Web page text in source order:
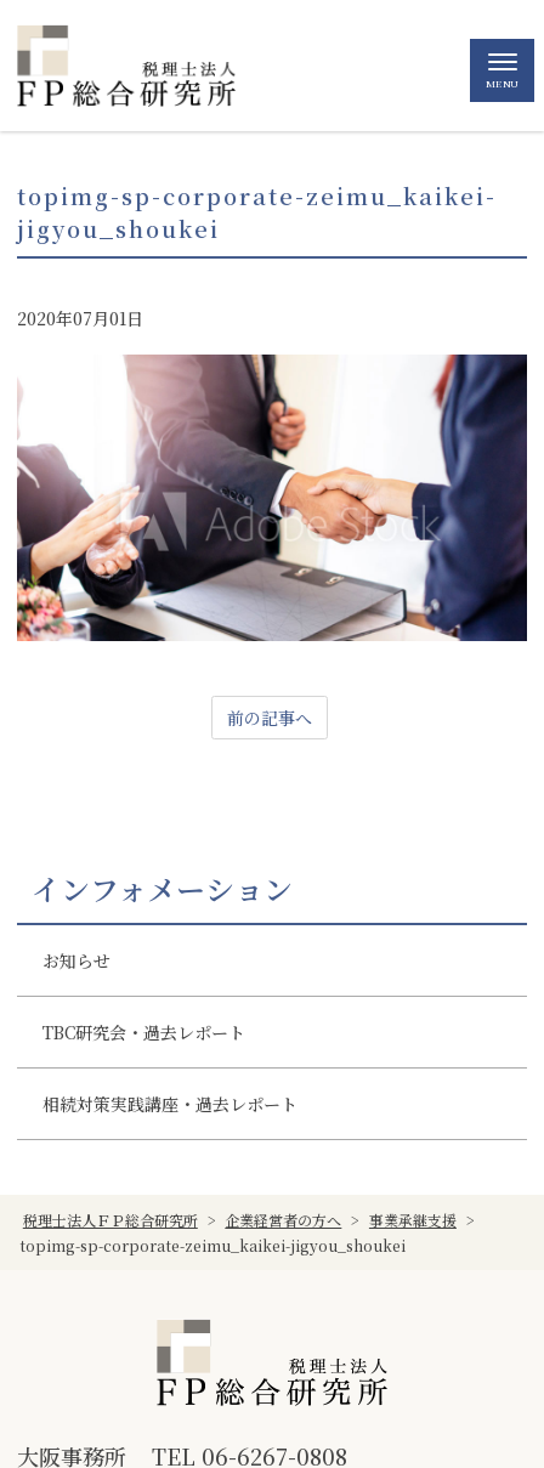
MENU
topimg-sp-corporate-zeimu_kaikei-
jigyou_shoukei
2020年07月01日
前の記事へ
インフォメーション
お知らせ
TBC研究会・過去レポート
相続対策実践講座・過去レポート
税理士法人ＦＰ総合研究所 > 企業経営者の方へ > 事業承継支援 >
topimg-sp-corporate-zeimu_kaikei-jigyou_shoukei
大阪事務所 TEL 06-6267-0808